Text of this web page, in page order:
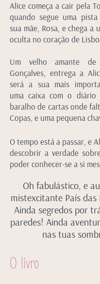
Alice começa a cair pela
quando segue uma pista
sua mãe, Rosa, e chega a
oculta no coração de
Um velho amante
Gonçalves, entrega a
será a sua mais
uma caixa com o diário
baralho de cartas onde
Copas, e uma pequena
O tempo está a passar, e
descobrir a verdade
poder conhecer-se a si
Oh fabulástico, e
mistexcitante País
Ainda segredos por
paredes! Ainda
nas tuas
O livro